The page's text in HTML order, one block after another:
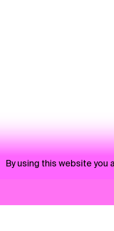
By using this website you